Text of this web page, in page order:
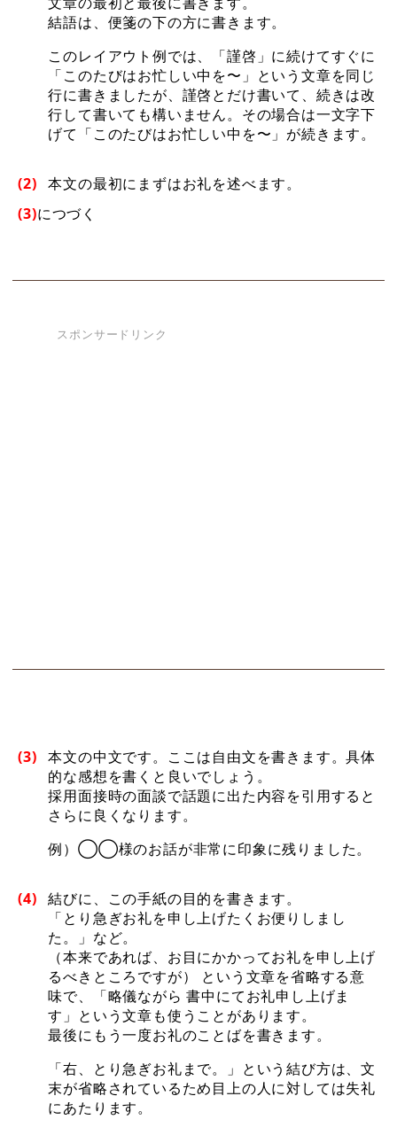
結語は、便箋の下の方に書きます。
このレイアウト例では、「謹啓」に続けてすぐに
「このたびはお忙しい中を〜」という文章を同じ
行に書きましたが、謹啓とだけ書いて、続きは改
行して書いても構いません。その場合は一文字下
げて「このたびはお忙しい中を〜」が続きます。
(2)
本文の最初にまずはお礼を述べます。
(3)につづく
スポンサードリンク
(3)
本文の中文です。ここは自由文を書きます。具体
的な感想を書くと良いでしょう。
採用面接時の面談で話題に出た内容を引用すると
さらに良くなります。
例）◯◯様のお話が非常に印象に残りました。
(4)
結びに、この手紙の目的を書きます。
「とり急ぎお礼を申し上げたくお便りしまし
た。」など。
（本来であれば、お目にかかってお礼を申し上げ
るべきところですが） という文章を省略する意
味で、「略儀ながら 書中にてお礼申し上げま
す」という文章も使うことがあります。
最後にもう一度お礼のことばを書きます。
「右、とり急ぎお礼まで。」という結び方は、文
末が省略されているため目上の人に対しては失礼
にあたります。